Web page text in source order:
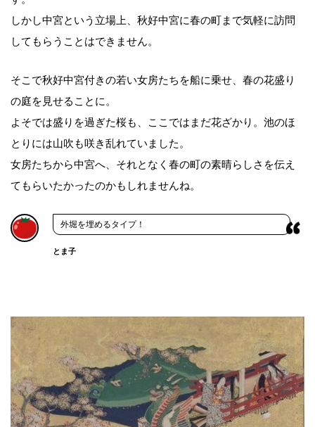
しかし中宮という立場上、秋好中宮に春の町まで気軽に訪問
してもらうことはできません。
そこで秋好中宮付きの若い女房たちを船に乗せ、春の花盛り
の庭を見せることに。
よそでは盛りを過ぎた桜も、ここではまだ花ざかり。池のほ
とりには山吹も咲き乱れていました。
女房たちから中宮へ、それとなく春の町の素晴らしさを伝え
てもらいたかったのかもしれませんね。
外堀を埋めるタイプ！
とま子